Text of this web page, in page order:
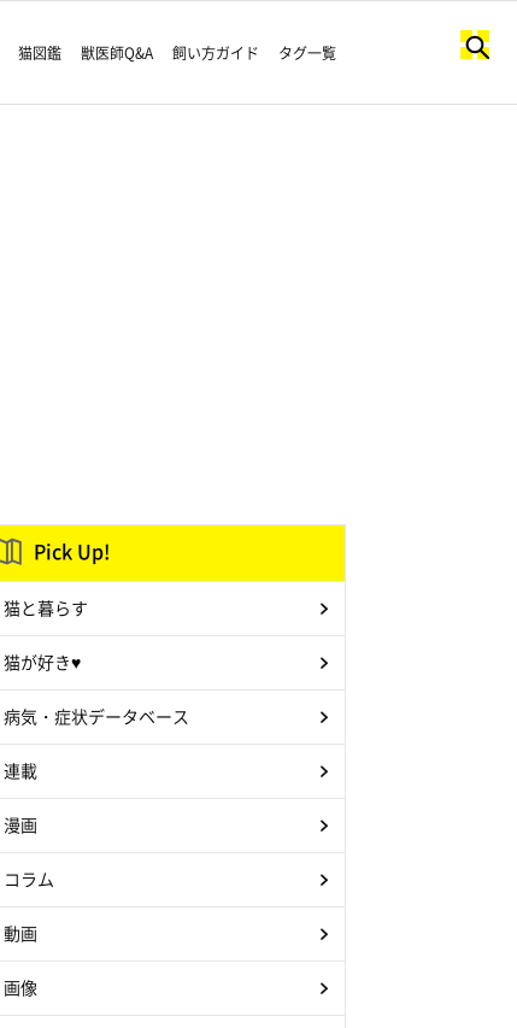
猫図鑑 獣医師Q&A 飼い方ガイド タグ一覧
Pick Up!
猫と暮らす
猫が好き♥
病気・症状データベース
連載
漫画
コラム
動画
画像